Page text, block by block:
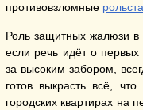
противовзломные
Роль защитных жалюзи
если речь идёт о
за высоким забором,
готов выкрасть всё,
городских квартирах на